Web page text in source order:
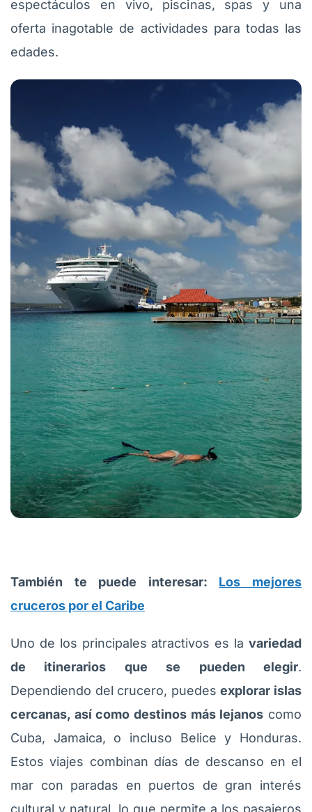
espectáculos en vivo, piscinas, spas y una
oferta inagotable de actividades para todas las
edades.
También te puede interesar: Los mejores
cruceros por el Caribe
Uno de los principales atractivos es la variedad
de itinerarios que se pueden elegir.
Dependiendo del crucero, puedesexplorar islas
cercanas, así como destinos más lejanos como
Cuba, Jamaica, o incluso Belice y Honduras.
Estos viajes combinan días de descanso en el
mar con paradas en puertos de gran interés
cultural y natural, lo que permite a los pasajeros